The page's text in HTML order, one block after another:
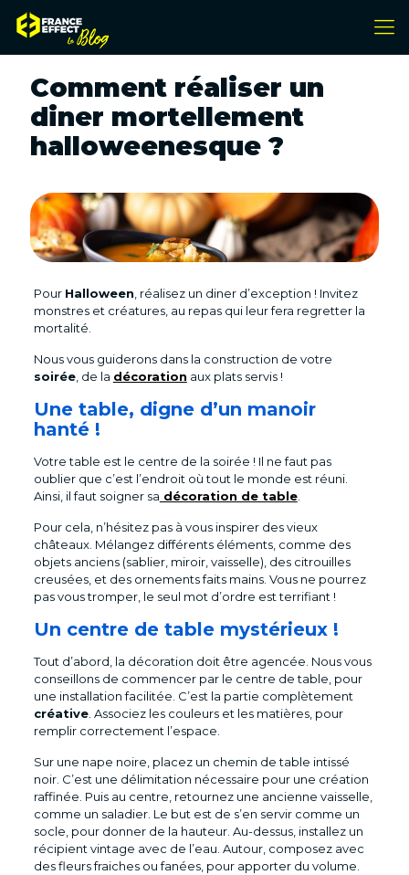
Comment réaliser un
diner mortellement
halloweenesque ?
Pour Halloween, réalisez un diner d’exception ! Invitez
monstres et créatures, au repas qui leur fera regretter la
mortalité.
Nous vous guiderons dans la construction de votre
soirée, de la décoration aux plats servis !
Une table, digne d’un manoir
hanté !
Votre table est le centre de la soirée ! Il ne faut pas
oublier que c’est l’endroit où tout le monde est réuni.
Ainsi, il faut soigner sa décoration de table.
Pour cela, n’hésitez pas à vous inspirer des vieux
châteaux. Mélangez différents éléments, comme des
objets anciens (sablier, miroir, vaisselle), des citrouilles
creusées, et des ornements faits mains. Vous ne pourrez
pas vous tromper, le seul mot d’ordre est terrifiant !
Un centre de table mystérieux !
Tout d’abord, la décoration doit être agencée. Nous vous
conseillons de commencer par le centre de table, pour
une installation facilitée. C’est la partie complètement
créative. Associez les couleurs et les matières, pour
remplir correctement l’espace.
Sur une nape noire, placez un chemin de table intissé
noir. C’est une délimitation nécessaire pour une création
raffinée. Puis au centre, retournez une ancienne vaisselle,
comme un saladier. Le but est de s’en servir comme un
socle, pour donner de la hauteur. Au-dessus, installez un
récipient vintage avec de l’eau. Autour, composez avec
des fleurs fraiches ou fanées, pour apporter du volume.